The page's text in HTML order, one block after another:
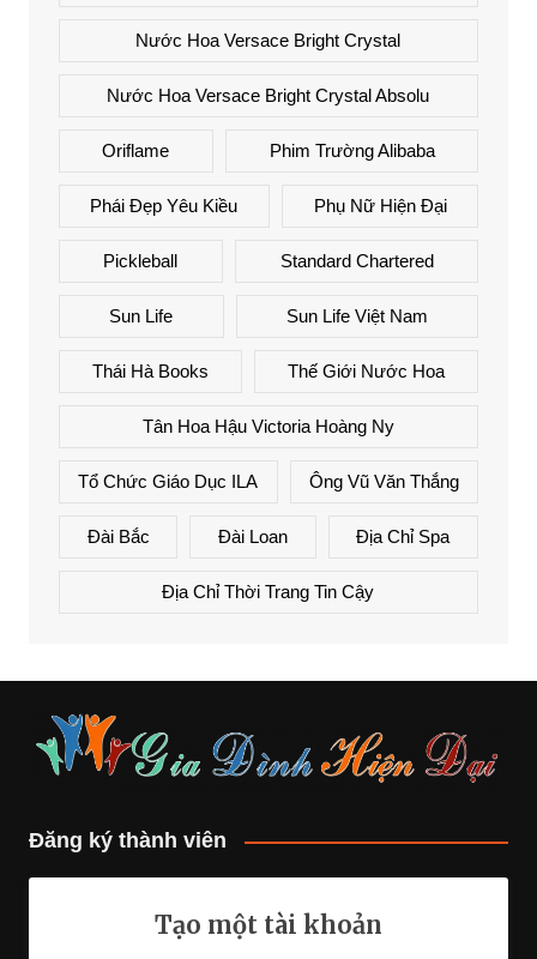
Nước Hoa Versace Bright Crystal
Nước Hoa Versace Bright Crystal Absolu
Oriflame Phim Trường Alibaba
Phái Đẹp Yêu Kiều Phụ Nữ Hiện Đại
Pickleball Standard Chartered
Sun Life Sun Life Việt Nam
Thái Hà Books Thế Giới Nước Hoa
Tân Hoa Hậu Victoria Hoàng Ny
Tổ Chức Giáo Dục ILA Ông Vũ Văn Thắng
Đài Bắc Đài Loan Địa Chỉ Spa
Địa Chỉ Thời Trang Tin Cậy
Đăng ký thành viên
Tạo một tài khoản